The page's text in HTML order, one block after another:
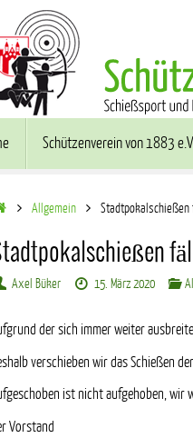
Schützenverein von 1883
Start Allgemein
Axel Büker 15. März 2020
der sich immer weiter
verschieben wir das Schießen
ist nicht aufgehoben, wir
Vorstand